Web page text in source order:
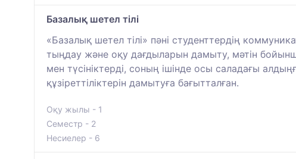
Базалық шетел тілі
«Базалық шетел тілі» пәні студенттердің
тыңдау және оқу дағдыларын дамыту, мәтін
мен түсініктерді, соның ішінде осы саладағы
құзіреттіліктерін дамытуға бағытталған.
Оқу жылы - 1
Семестр - 2
Несиелер - 6